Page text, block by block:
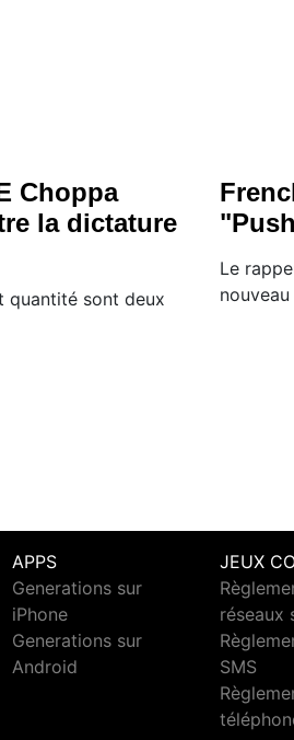
Choppa
la dictature
quantité sont deux
Le
APPS
Generations sur
iPhone
Generations sur
Android
JEUX
réseaux
SMS